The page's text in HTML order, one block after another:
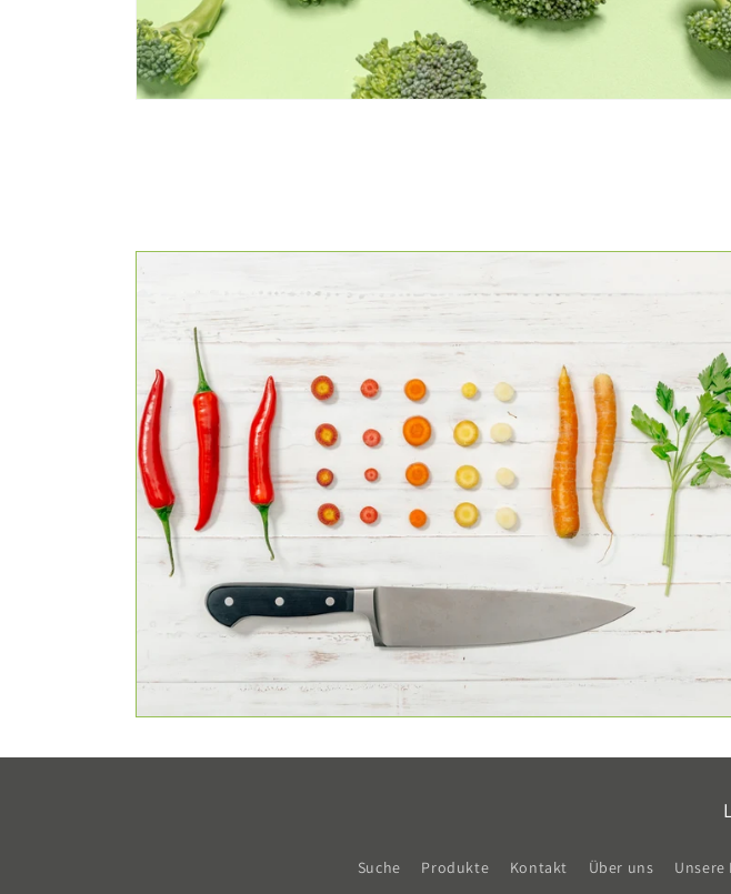
Suche Produkte Kontakt Über uns